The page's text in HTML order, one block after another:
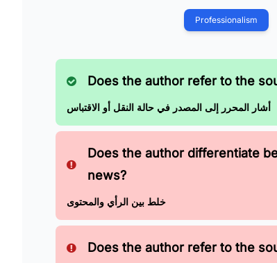
Professionalism
Does the author refer to the
أشار المحرر إلى المصدر في حالة النقل أو الاقتباس
Does the author differentiate
news?
خلط بين الرأي والمحتوى
Does the author refer to the